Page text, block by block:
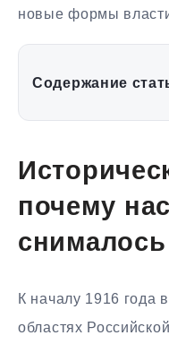
новые формы
Содержание
почему
К началу 1916 года
областях